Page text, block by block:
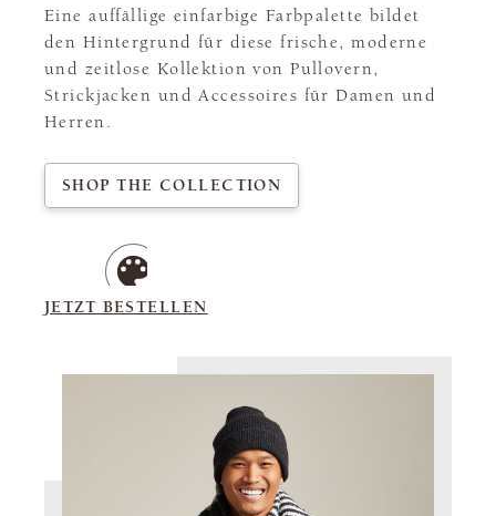
Eine auffällige einfarbige Farbpalette bildet
den Hintergrund für diese frische, moderne
und zeitlose Kollektion von Pullovern,
Strickjacken und Accessoires für Damen und
Herren.
SHOP THE COLLECTION
JETZT BESTELLEN